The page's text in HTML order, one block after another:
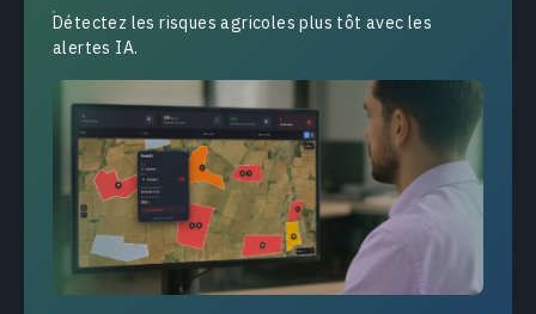
Détectez les risques agricoles plus tôt avec les
alertes IA.